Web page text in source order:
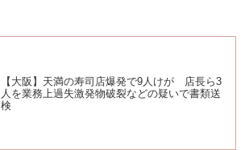
【大阪】天満の寿司店爆発で9人けが 店長ら3
人を業務上過失激発物破裂などの疑いで書類送
検